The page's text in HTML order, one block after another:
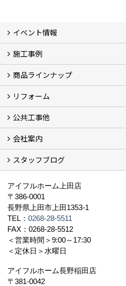
イベント情報
イベント予告
過去のイベント
施工事例
フォトギャラリー
モデルハウス (7)
現場レポート
完工事例
お客様の声
商品ラインナップ
商品ラインアップ一覧
FAVO（フェイボ）【自由設計】
Lodina（ロディナ）【規格住宅】
全館空調システム
リフォーム
コンセプト (2)
選ばれる理由
施工実例（フォトギャラリー）
公共工事他
建築工事 実績
土木工事 実績
一般建築(別荘)
公共工事部スタッフ紹介
会社案内
社長挨拶
会社概要
採用情報
アクセス
スタッフ紹介
スタッフブログ
資格取得一覧
プライバシーポリシー
地域貢献 (3)
スタッフブログ
アイフルホーム上田店
〒386-0001
長野県上田市上田1353-1
TEL： 0268-28-5511
FAX：0268-28-5512
＜営業時間＞9:00～17:30
＜定休日＞水曜日
アイフルホーム長野稲田店
〒381-0042